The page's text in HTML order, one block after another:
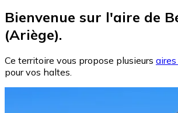
Bienvenue sur l'aire de
(Ariège).
Ce territoire vous propose plusieurs
pour vos haltes.